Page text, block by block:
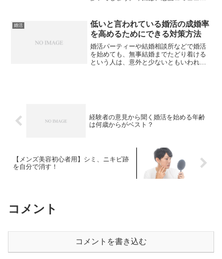
ます。異性とうまく話せない人の特徴と
して、面白い話をしなけれ...
婚活
低いと言われている婚活の成婚率
を高めるためにできる対策方法
婚活パーティーや結婚相談所などで婚活
を始めても、無事結婚までたどり着ける
という人は、意外と少ないともいわれて
経験者の意見から聞く婚活を始める年齢
は何歳からがベスト？
【メンズ美容初心者用】シミ、ニキビ跡
を自分で消す！
コメント
コメントを書き込む